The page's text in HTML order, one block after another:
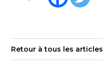
Retour à tous les articles